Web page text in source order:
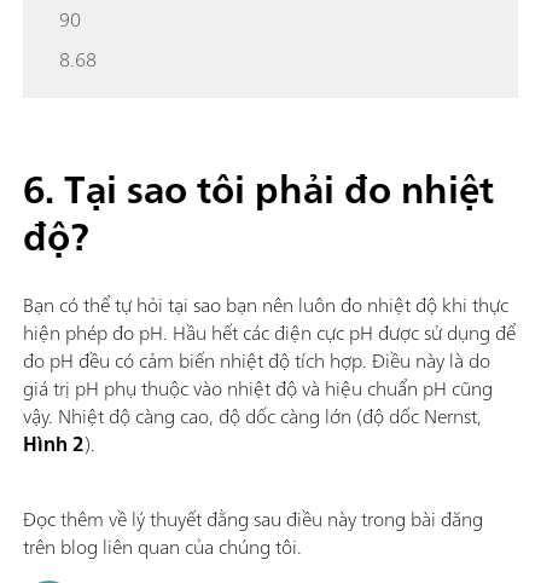
90
8.68
6. Tại sao tôi phải đo nhiệt
độ?
Bạn có thể tự hỏi tại sao bạn nên luôn đo nhiệt độ khi thực
hiện phép đo pH. Hầu hết các điện cực pH được sử dụng để
đo pH đều có cảm biến nhiệt độ tích hợp. Điều này là do
giá trị pH phụ thuộc vào nhiệt độ và hiệu chuẩn pH cũng
vậy. Nhiệt độ càng cao, độ dốc càng lớn (độ dốc Nernst,
Hình 2).
Đọc thêm về lý thuyết đằng sau điều này trong bài đăng
trên blog liên quan của chúng tôi.